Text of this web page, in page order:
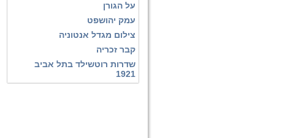
על הגורן
עמק יהושפט
צילום מגדל אנטוניה
קבר זכריה
שדרות רוטשילד בתל אביב
1921